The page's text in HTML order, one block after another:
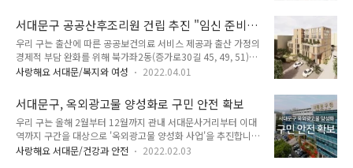
또한 모니터링단을 운영하여 경사로에 대한 관리, 유지보수도 병
행할 예정입니다.
지난 천만 원 이상의 지방세와 세외수입 체납자들입니다. 지난달
24일 1차 지방세 심의위원회를 열어 사망, 청산종결 등 변동 사
유를 조사하고 체납처분 진행 사항을 검토한 뒤 공개대상자를 정
했습니다. 이번 사전안내를 통해서는 체납세액 납부를 촉구하고
6개월간의 소명기간을 줍니다. 이 기간 내에 소명이 되지 않거나
회를 개최한 뒤 11월 16일에 서대문구 홈페이지 및 구보에 명단
을 공고할 예정..
서대문구 공공산후조리원 건립 추진 "임신 준비
부터 출산과 육아까지"
우리 구는 출산에 따른 공공보건의료 서비스 제공과 출산 가정의
경제적 부담 완화를 위해 북가좌2동(증가로30길 45, 49, 51)에
공공산후조리원을 건립합니다. '서대문구 공공산후조리원'은 연
생아가 같이 있는 방) 12개소와 모자녀건강센터, 주차장 등으로
구성됩니다. 공사는 올해 10월까지로 계획돼 있습니다. 2022년
연말이면 첫 산모를 맞이할 수 있을 전망입니다. 지난해 12월 제
정한 '서대문구 공공산후조리원 설치·운영 및 임산부 지원 조
례'에 따르면 조리원은 산모와 신생아의 산후조리 및 건강관리를
사랑해요 서대문/복지와 여성 2022.04.01
서대문구, 옥외광고물 양성화로 구민 안전 확보
우리 구는 올해 2월부터 12월까지 관내 서대문사거리부터 이대
역까지 구간을 대상으로 '옥외광고물 양성화 사업'을 추진합니
다. 이 사업은 ▲ 광고물 표시규격에는 적법하지만 허가, 신고 없
사랑해요 서대문/건강과 안전 2022.02.03